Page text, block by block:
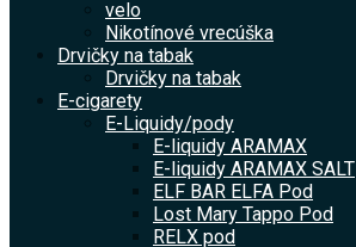
velo
Nikotínové vrecúška
Drvičky na tabak
Drvičky na tabak
E-cigarety
E-Liquidy/pody
E-liquidy ARAMAX
E-liquidy ARAMAX SALT
ELF BAR ELFA Pod
Lost Mary Tappo Pod
RELX pod